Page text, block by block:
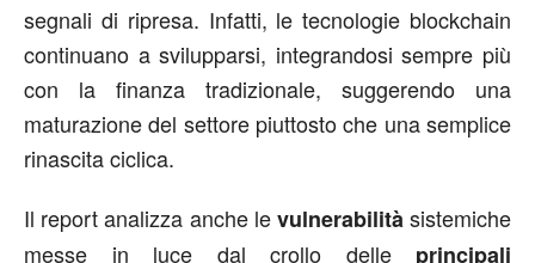
segnali di ripresa. Infatti, le tecnologie blockchain
continuano a svilupparsi, integrandosi sempre più
con la finanza tradizionale, suggerendo una
maturazione del settore piuttosto che una semplice
rinascita ciclica.
Il report analizza anche levulnerabilitàsistemiche
messe in luce dal crollo delle principali